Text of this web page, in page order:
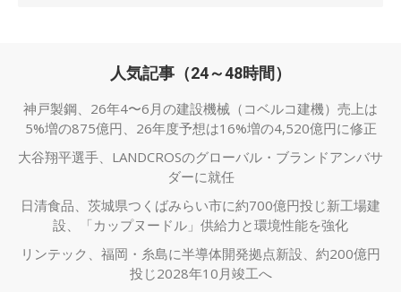
人気記事（24～48時間）
神戸製鋼、26年4〜6月の建設機械（コベルコ建機）売上は
5%増の875億円、26年度予想は16%増の4,520億円に修正
大谷翔平選手、LANDCROSのグローバル・ブランドアンバサ
ダーに就任
日清食品、茨城県つくばみらい市に約700億円投じ新工場建
設、「カップヌードル」供給力と環境性能を強化
リンテック、福岡・糸島に半導体開発拠点新設、約200億円
投じ2028年10月竣工へ